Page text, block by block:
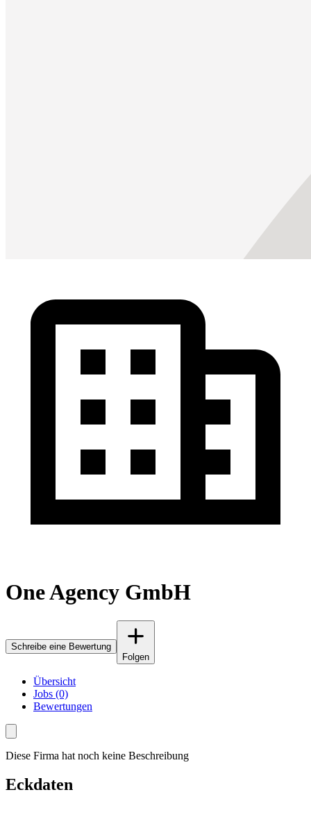
One Agency GmbH
Schreibe eine Bewertung
Folgen
Übersicht
Jobs (0)
Bewertungen
Diese Firma hat noch keine Beschreibung
Eckdaten